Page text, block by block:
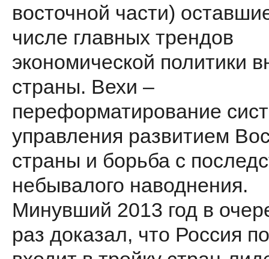
восточной части)
числе главных трендов
экономической политики
страны. Вехи –
переформатирование
управления развитием
страны и борьба с
небывалого наводнения.
Минувший 2013 год в
раз доказал, что Россия